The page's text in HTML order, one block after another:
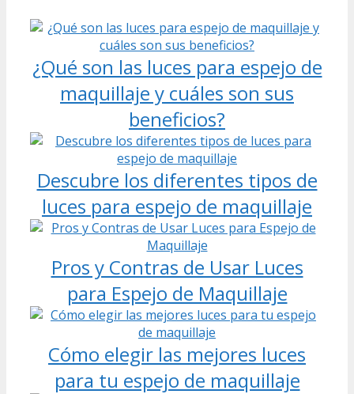
¿Qué son las luces para espejo de
maquillaje y cuáles son sus
beneficios?
Descubre los diferentes tipos de
luces para espejo de maquillaje
Pros y Contras de Usar Luces
para Espejo de Maquillaje
Cómo elegir las mejores luces
para tu espejo de maquillaje